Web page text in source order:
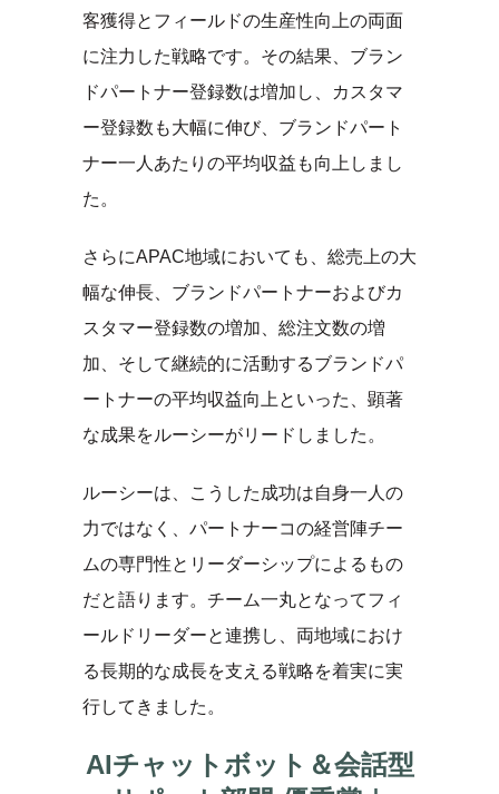
客獲得とフィールドの生産性向上の両面
に注力した戦略です。その結果、ブラン
ドパートナー登録数は増加し、カスタマ
ー登録数も大幅に伸び、ブランドパート
ナー一人あたりの平均収益も向上しまし
た。
さらにAPAC地域においても、総売上の大
幅な伸長、ブランドパートナーおよびカ
スタマー登録数の増加、総注文数の増
加、そして継続的に活動するブランドパ
ートナーの平均収益向上といった、顕著
な成果をルーシーがリードしました。
ルーシーは、こうした成功は自身一人の
力ではなく、パートナーコの経営陣チー
ムの専門性とリーダーシップによるもの
だと語ります。チーム一丸となってフィ
ールドリーダーと連携し、両地域におけ
る長期的な成長を支える戦略を着実に実
行してきました。
AIチャットボット＆会話型